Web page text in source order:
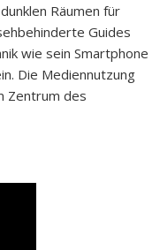
Räumen für
Guides
wie sein Smartphone
Die Mediennutzung
Zentrum des